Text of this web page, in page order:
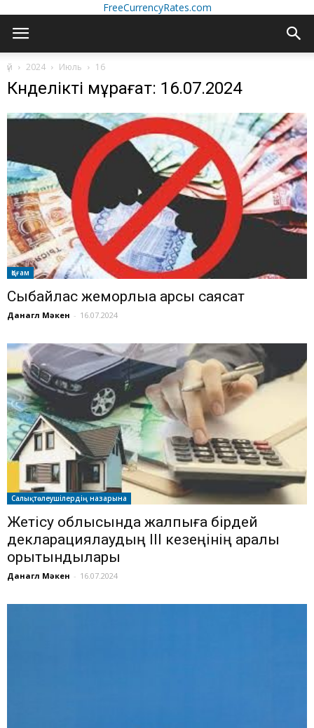
FreeCurrencyRates.com
үй 2024 Июль 16
Күнделікті мұрағат: 16.07.2024
Қоғам
Сыбайлас жемқорлыққа қарсы саясат
Данагүл Мәкен - 16.07.2024
Салықтөлеушілердің назарына
Жетісу облысында жалпыға бірдей
декларациялаудың ІІІ кезеңінің аралық
қорытындылары
Данагүл Мәкен - 16.07.2024